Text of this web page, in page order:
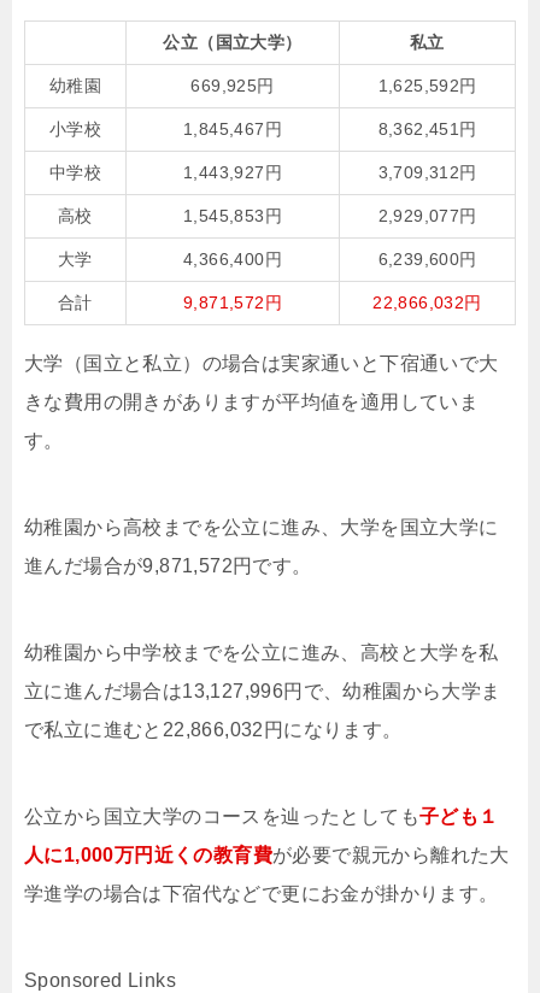
公立（国立大学） 私立
幼稚園 669,925円 1,625,592円
小学校 1,845,467円 8,362,451円
中学校 1,443,927円 3,709,312円
高校 1,545,853円 2,929,077円
大学 4,366,400円 6,239,600円
合計 9,871,572円 22,866,032円
大学（国立と私立）の場合は実家通いと下宿通いで大
きな費用の開きがありますが平均値を適用していま
す。
幼稚園から高校までを公立に進み、大学を国立大学に
進んだ場合が9,871,572円です。
幼稚園から中学校までを公立に進み、高校と大学を私
立に進んだ場合は13,127,996円で、幼稚園から大学ま
で私立に進むと22,866,032円になります。
公立から国立大学のコースを辿ったとしても子ども１
人に1,000万円近くの教育費が必要で親元から離れた大
学進学の場合は下宿代などで更にお金が掛かります。
Sponsored Links